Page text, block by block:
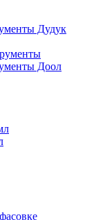
Дудук
Доол